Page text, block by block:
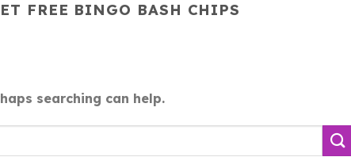
FREE BINGO BASH CHIPS
searching can help.